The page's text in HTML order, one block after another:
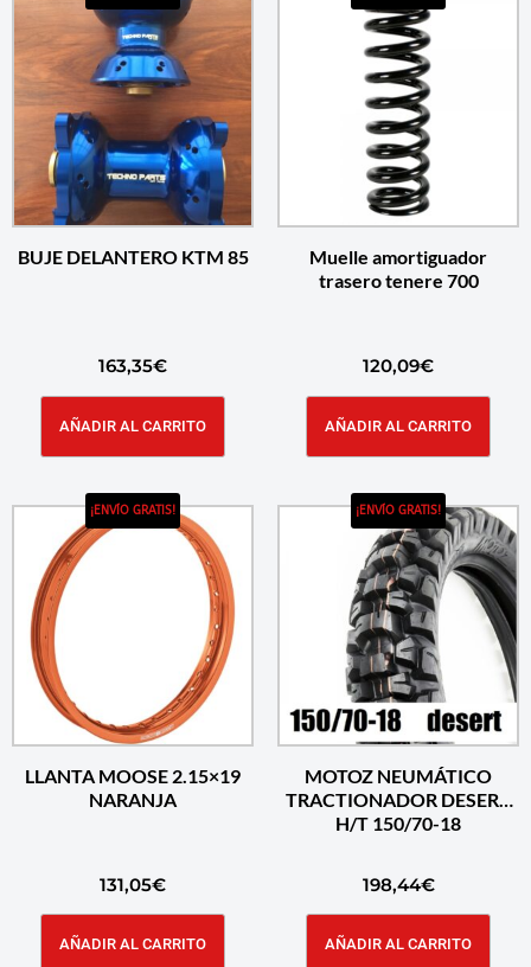
BUJE DELANTERO KTM 85
163,35€
AÑADIR AL CARRITO
Muelle amortiguador
trasero tenere 700
120,09€
AÑADIR AL CARRITO
¡ENVÍO GRATIS!
LLANTA MOOSE 2.15×19
NARANJA
131,05€
AÑADIR AL CARRITO
¡ENVÍO GRATIS!
MOTOZ NEUMÁTICO
TRACTIONADOR DESERT
H/T 150/70-18
198,44€
AÑADIR AL CARRITO